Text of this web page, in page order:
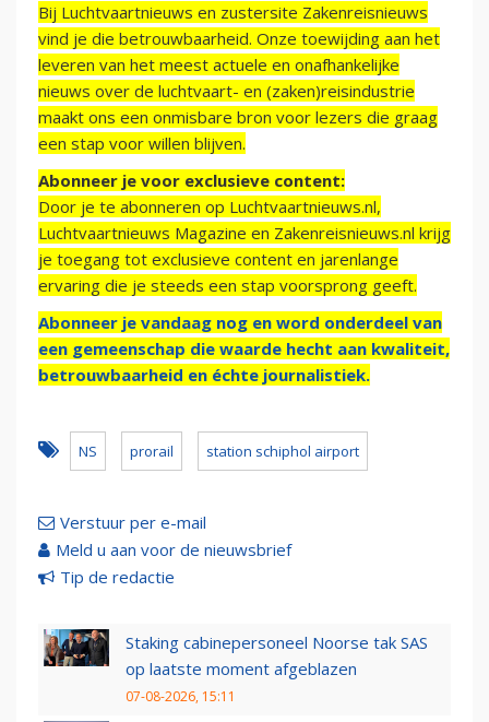
Bij Luchtvaartnieuws en zustersite Zakenreisnieuws
vind je die betrouwbaarheid. Onze toewijding aan het
leveren van het meest actuele en onafhankelijke
nieuws over de luchtvaart- en (zaken)reisindustrie
maakt ons een onmisbare bron voor lezers die graag
een stap voor willen blijven.
Abonneer je voor exclusieve content:
Door je te abonneren op Luchtvaartnieuws.nl,
Luchtvaartnieuws Magazine en Zakenreisnieuws.nl krijg
je toegang tot exclusieve content en jarenlange
ervaring die je steeds een stap voorsprong geeft.
Abonneer je vandaag nog en word onderdeel van
een gemeenschap die waarde hecht aan kwaliteit,
betrouwbaarheid en échte journalistiek.
NS prorail station schiphol airport
Verstuur per e-mail
Meld u aan voor de nieuwsbrief
Tip de redactie
Staking cabinepersoneel Noorse tak SAS
op laatste moment afgeblazen
07-08-2026, 15:11